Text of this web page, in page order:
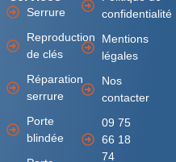
Serrure
Reproduction
de clés
Réparation
serrure
Porte
blindée
confidentialité
Mentions
légales
Nos
contacter
09 75
66 18
74